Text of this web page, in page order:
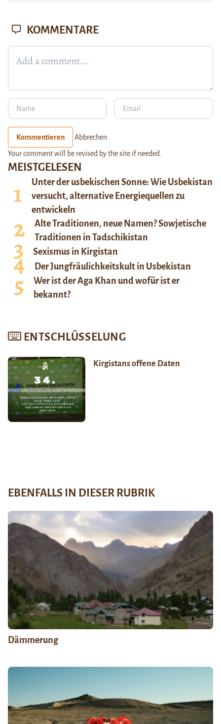
MEISTGELESEN
Unter der usbekischen Sonne: Wie Usbekistan
versucht, alternative Energiequellen zu
entwickeln
Alte Traditionen, neue Namen? Sowjetische
Traditionen in Tadschikistan
Sexismus in Kirgistan
Der Jungfräulichkeitskult in Usbekistan
Wer ist der Aga Khan und wofür ist er
bekannt?
ENTSCHLÜSSELUNG
Kirgistans offene Daten
KOMMENTARE
Kommentieren Abbrechen
Your comment will be revised by the site if needed.
EBENFALLS IN DIESER RUBRIK
Dämmerung